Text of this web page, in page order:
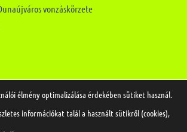
vonzáskörzete
Készítette:Mai Marketing
élmény optimalizálása érdekében sütiket használ.
információkat talál a használt sütikről (cookies),